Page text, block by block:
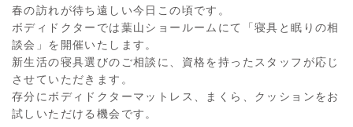
春の訪れが待ち遠しい今日この頃です。
ボディドクターでは葉山ショールームにて「寝具と眠りの相
談会」を開催いたします。
新生活の寝具選びのご相談に、資格を持ったスタッフが応じ
させていただきます。
存分にボディドクターマットレス、まくら、クッションをお
試しいただける機会です。